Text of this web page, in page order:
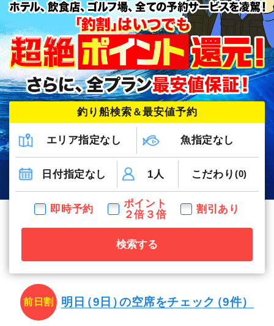
釣り船検索 ＆最安値予約
エリア指定なし 魚指定なし
日付指定なし 1人 こだわり (0)
即時予約
ポイント
２倍３倍
割引あり
検索する
前日割 明日（9日）の空席をチェック（9件）